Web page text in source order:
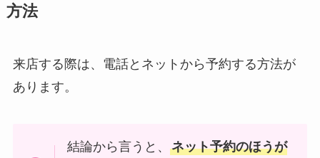
方法
来店する際は、電話とネットから予約する方法が
あります。
結論から言うと、ネット予約のほうが